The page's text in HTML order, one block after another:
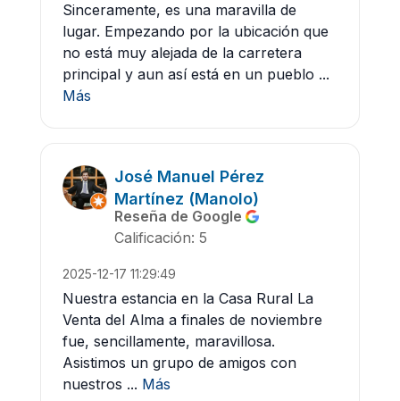
Sinceramente, es una maravilla de
lugar. Empezando por la ubicación que
no está muy alejada de la carretera
principal y aun así está en un pueblo ...
Más
José Manuel Pérez
Martínez (Manolo)
Reseña de Google
Calificación: 5
2025-12-17 11:29:49
Nuestra estancia en la Casa Rural La
Venta del Alma a finales de noviembre
fue, sencillamente, maravillosa.
Asistimos un grupo de amigos con
nuestros ... Más